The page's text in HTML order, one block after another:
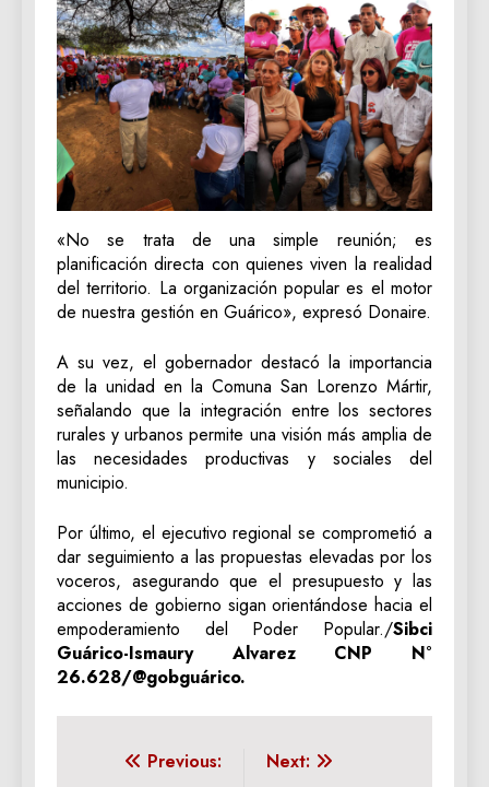
«No se trata de una simple reunión; es
planificación directa con quienes viven la realidad
del territorio. La organización popular es el motor
de nuestra gestión en Guárico», expresó Donaire.
A su vez, el gobernador destacó la importancia
de la unidad en la Comuna San Lorenzo Mártir,
señalando que la integración entre los sectores
rurales y urbanos permite una visión más amplia de
las necesidades productivas y sociales del
municipio.
Por último, el ejecutivo regional se comprometió a
dar seguimiento a las propuestas elevadas por los
voceros, asegurando que el presupuesto y las
acciones de gobierno sigan orientándose hacia el
empoderamiento del Poder Popular./Sibci
Guárico-Ismaury Alvarez CNP N°
26.628/@gobguárico.
Navegación
Previous:
Next: